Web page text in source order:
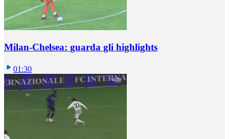
Milan-Chelsea: guarda gli highlights
01:30